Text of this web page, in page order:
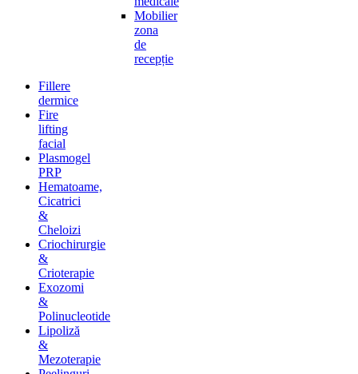
Mobilier
zona
de
recepție
Fillere
dermice
Fire
lifting
facial
Plasmogel
PRP
Hematoame,
Cicatrici
&
Cheloizi
Criochirurgie
&
Crioterapie
Exozomi
&
Polinucleotide
Lipoliză
&
Mezoterapie